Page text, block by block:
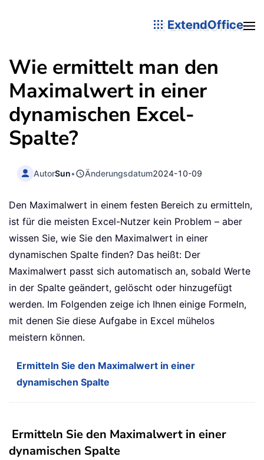
ExtendOffice
Wie ermittelt man den
Maximalwert in einer
dynamischen Excel-
Spalte?
AutorSun• Änderungsdatum2024-10-09
Den Maximalwert in einem festen Bereich zu ermitteln,
ist für die meisten Excel-Nutzer kein Problem – aber
wissen Sie, wie Sie den Maximalwert in einer
dynamischen Spalte finden? Das heißt: Der
Maximalwert passt sich automatisch an, sobald Werte
in der Spalte geändert, gelöscht oder hinzugefügt
werden. Im Folgenden zeige ich Ihnen einige Formeln,
mit denen Sie diese Aufgabe in Excel mühelos
meistern können.
Ermitteln Sie den Maximalwert in einer
dynamischen Spalte
Ermitteln Sie den Maximalwert in einer
dynamischen Spalte